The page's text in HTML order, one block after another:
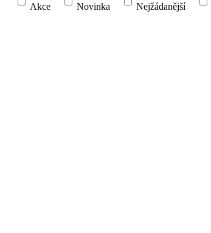
Akce Novinka Nejžádanější